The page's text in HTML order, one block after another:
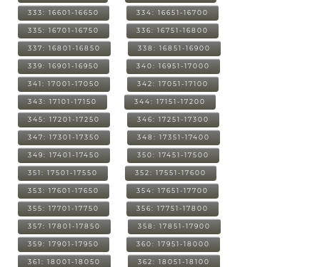
333: 16601-16650 334: 16651-16700
335: 16701-16750 336: 16751-16800
337: 16801-16850 338: 16851-16900
339: 16901-16950 340: 16951-17000
341: 17001-17050 342: 17051-17100
343: 17101-17150 344: 17151-17200
345: 17201-17250 346: 17251-17300
347: 17301-17350 348: 17351-17400
349: 17401-17450 350: 17451-17500
351: 17501-17550 352: 17551-17600
353: 17601-17650 354: 17651-17700
355: 17701-17750 356: 17751-17800
357: 17801-17850 358: 17851-17900
359: 17901-17950 360: 17951-18000
361: 18001-18050 362: 18051-18100